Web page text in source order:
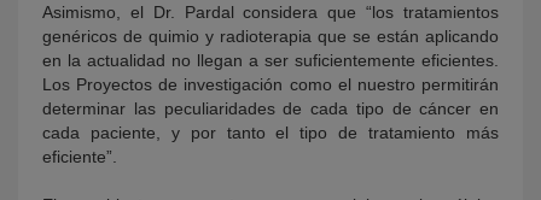
Asimismo, el Dr. Pardal considera que “los tratamientos
genéricos de quimio y radioterapia que se están aplicando
en la actualidad no llegan a ser suficientemente eficientes.
Los Proyectos de investigación como el nuestro permitirán
determinar las peculiaridades de cada tipo de cáncer en
cada paciente, y por tanto el tipo de tratamiento más
eficiente”.